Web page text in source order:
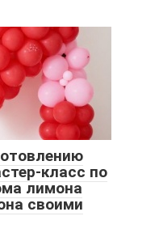
класс по
лимона
своими